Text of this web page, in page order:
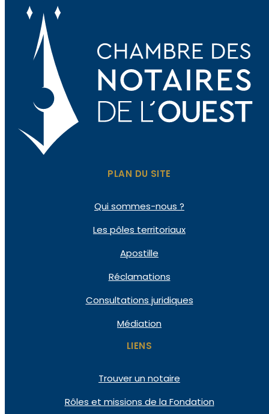
PLAN DU SITE
Quisommes-nous ?
Les pôles territoriaux
Apostille
Réclamations
Consultations juridiques
Médiation
LIENS
Trouver un notaire
Rôles et missions de la Fondation